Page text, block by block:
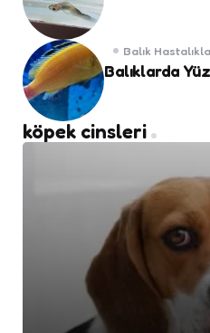
Balık
Balıklarda
köpek cinsleri